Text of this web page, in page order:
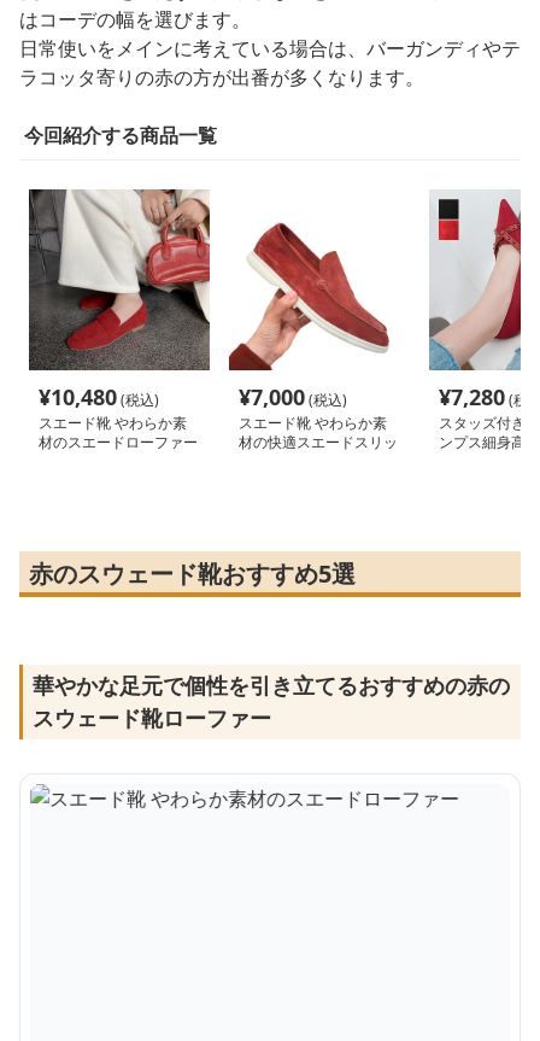
はコーデの幅を選びます。
日常使いをメインに考えている場合は、バーガンディやテ
ラコッタ寄りの赤の方が出番が多くなります。
今回紹介する商品一覧
¥10,480(税込)
スエード靴 やわらか素
材のスエードローファー
¥7,000(税込)
スエード靴 やわらか素
材の快適スエードスリッ
¥7,280(税
スタッズ付き
ンプス細身高
赤のスウェード靴おすすめ5選
華やかな足元で個性を引き立てるおすすめの赤の
スウェード靴ローファー